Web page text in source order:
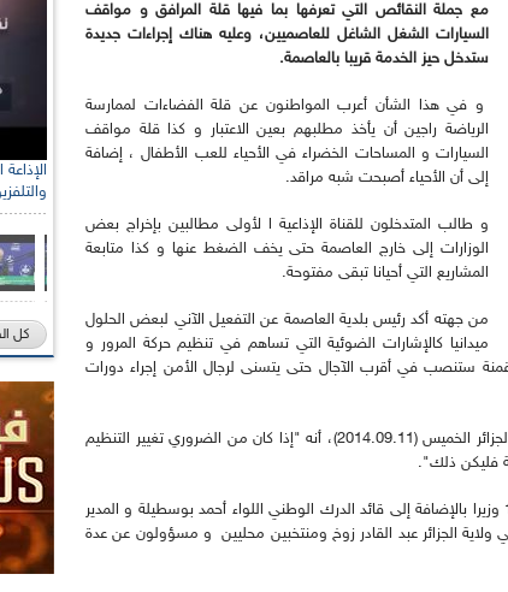
مع جملة النقائص التي تعرفها بما فيها قلة المرافق و مواقف
السيارات الشغل الشاغل للعاصميين، وعليه هناك إجراءات جديدة
ستدخل حيز الخدمة قريبا بالعاصمة.
و في هذا الشأن أعرب المواطنون عن قلة الفضاءات لممارسة
الرياضة راجين أن يأخذ مطلبهم بعين الاعتبار و كذا قلة مواقف
السيارات و المساحات الخضراء في الأحياء للعب الأطفال ، إضافة
إلى أن الأحياء أصبحت شبه مراقد.
و طالب المتدخلون للقناة الإذاعية ا لأولى مطالبين بإخراج بعض
الوزارات إلى خارج العاصمة حتى يخف الضغط عنها و كذا متابعة
المشاريع التي أحيانا تبقى مفتوحة.
من جهته أكد رئيس بلدية العاصمة عن التفعيل الآني لبعض الحلول
ميدانيا كالإشارات الضوئية التي تساهم في تنظيم حركة المرور و
ستنصب في أقرب الآجال حتى يتسنى لرجال الأمن إجراء دورات
وقال سلال خلال اجتماع جمعه بالسلطات المحلية لولاية الجزائر الخميس (2014.09.11)، أنه "إذا كان من الضروري تغيير التنظيم
فليكن ذلك".
و شارك في هذا الاجتماع الذي جرى في جلسة مغلقة 15 وزيرا بالإضافة إلى قائد الدرك الوطني اللواء أحمد بوسطيلة و المدير
ولاية الجزائر عبد القادر زوخ ومنتخبين محليين و مسؤولون عن عدة
كل